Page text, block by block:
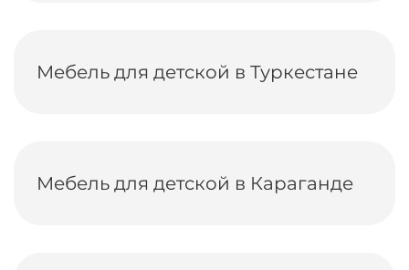
Мебель для детской в Туркестане
Мебель для детской в Караганде